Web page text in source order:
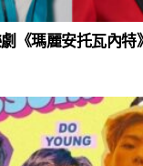
《瑪麗安托瓦內特